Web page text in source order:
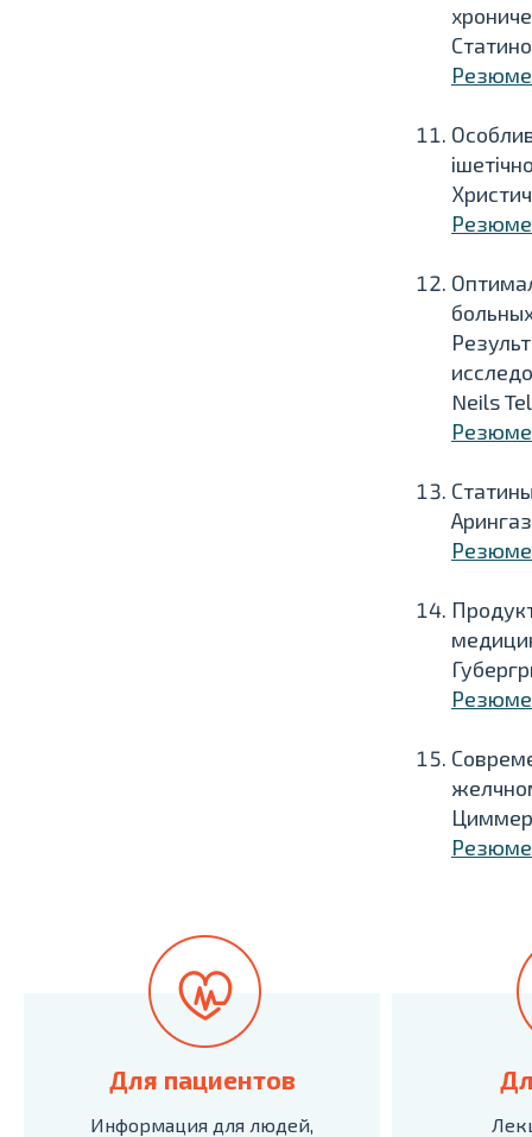
Резюме
Резюме
Neils
Резюме
Резюме
Резюме
Резюме
Для пациентов
Информация для людей,